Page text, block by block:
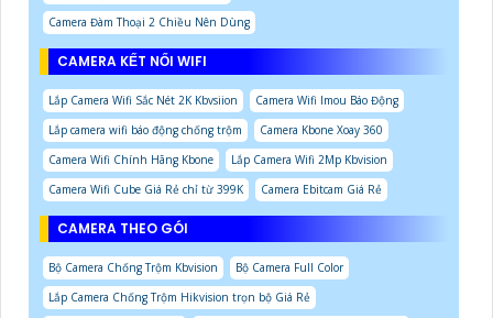
Camera Đàm Thoại 2 Chiều Nên Dùng
CAMERA KẾT NỐI WIFI
Lắp Camera Wifi Sắc Nét 2K Kbvsiion
Camera Wifi Imou Báo Động
Lắp camera wifi báo động chống trộm
Camera Kbone Xoay 360
Camera Wifi Chính Hãng Kbone
Lắp Camera Wifi 2Mp Kbvision
Camera Wifi Cube Giá Rẻ chỉ từ 399K
Camera Ebitcam Giá Rẻ
CAMERA THEO GÓI
Bộ Camera Chống Trộm Kbvision
Bộ Camera Full Color
Lắp Camera Chống Trộm Hikvision trọn bộ Giá Rẻ